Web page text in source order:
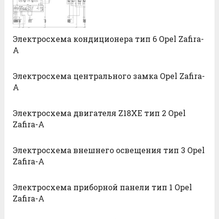
Электросхема кондиционера тип 6 Opel Zafira-
A
Электросхема центрального замка Opel Zafira-
A
Электросхема двигателя Z18XE тип 2 Opel
Zafira-A
Электросхема внешнего освещения тип 3 Opel
Zafira-A
Электросхема приборной панели тип 1 Opel
Zafira-A